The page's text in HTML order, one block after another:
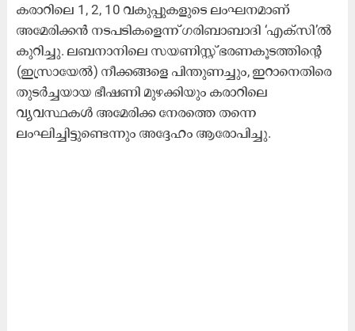
കരാറിലെ 1, 2, 10 വകുപ്പുകളുടെ ലംഘനമാണ്
അമേരിക്കൻ നടപടികളെന്ന് ഗരിബാബാദി ‘എക്സി’ൽ
കുറിച്ചു. ലബനാനിലെ സയണിസ്റ്റ് ഭരണകൂടത്തിന്റെ
(ഇസ്രായേൽ) നീക്കങ്ങളെ പിന്തുണച്ചും, ഇറാനെതിരെ
തുടർച്ചയായ ഭീഷണി മുഴക്കിയും കരാറിലെ
വ്യവസ്ഥകൾ അമേരിക്ക നേരത്തെ തന്നെ
ലംഘിച്ചിട്ടുണ്ടെന്നും അദ്ദേഹം ആരോപിച്ചു.